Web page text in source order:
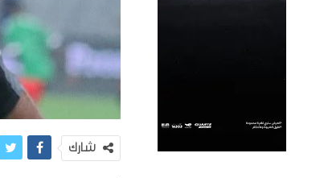
شارك